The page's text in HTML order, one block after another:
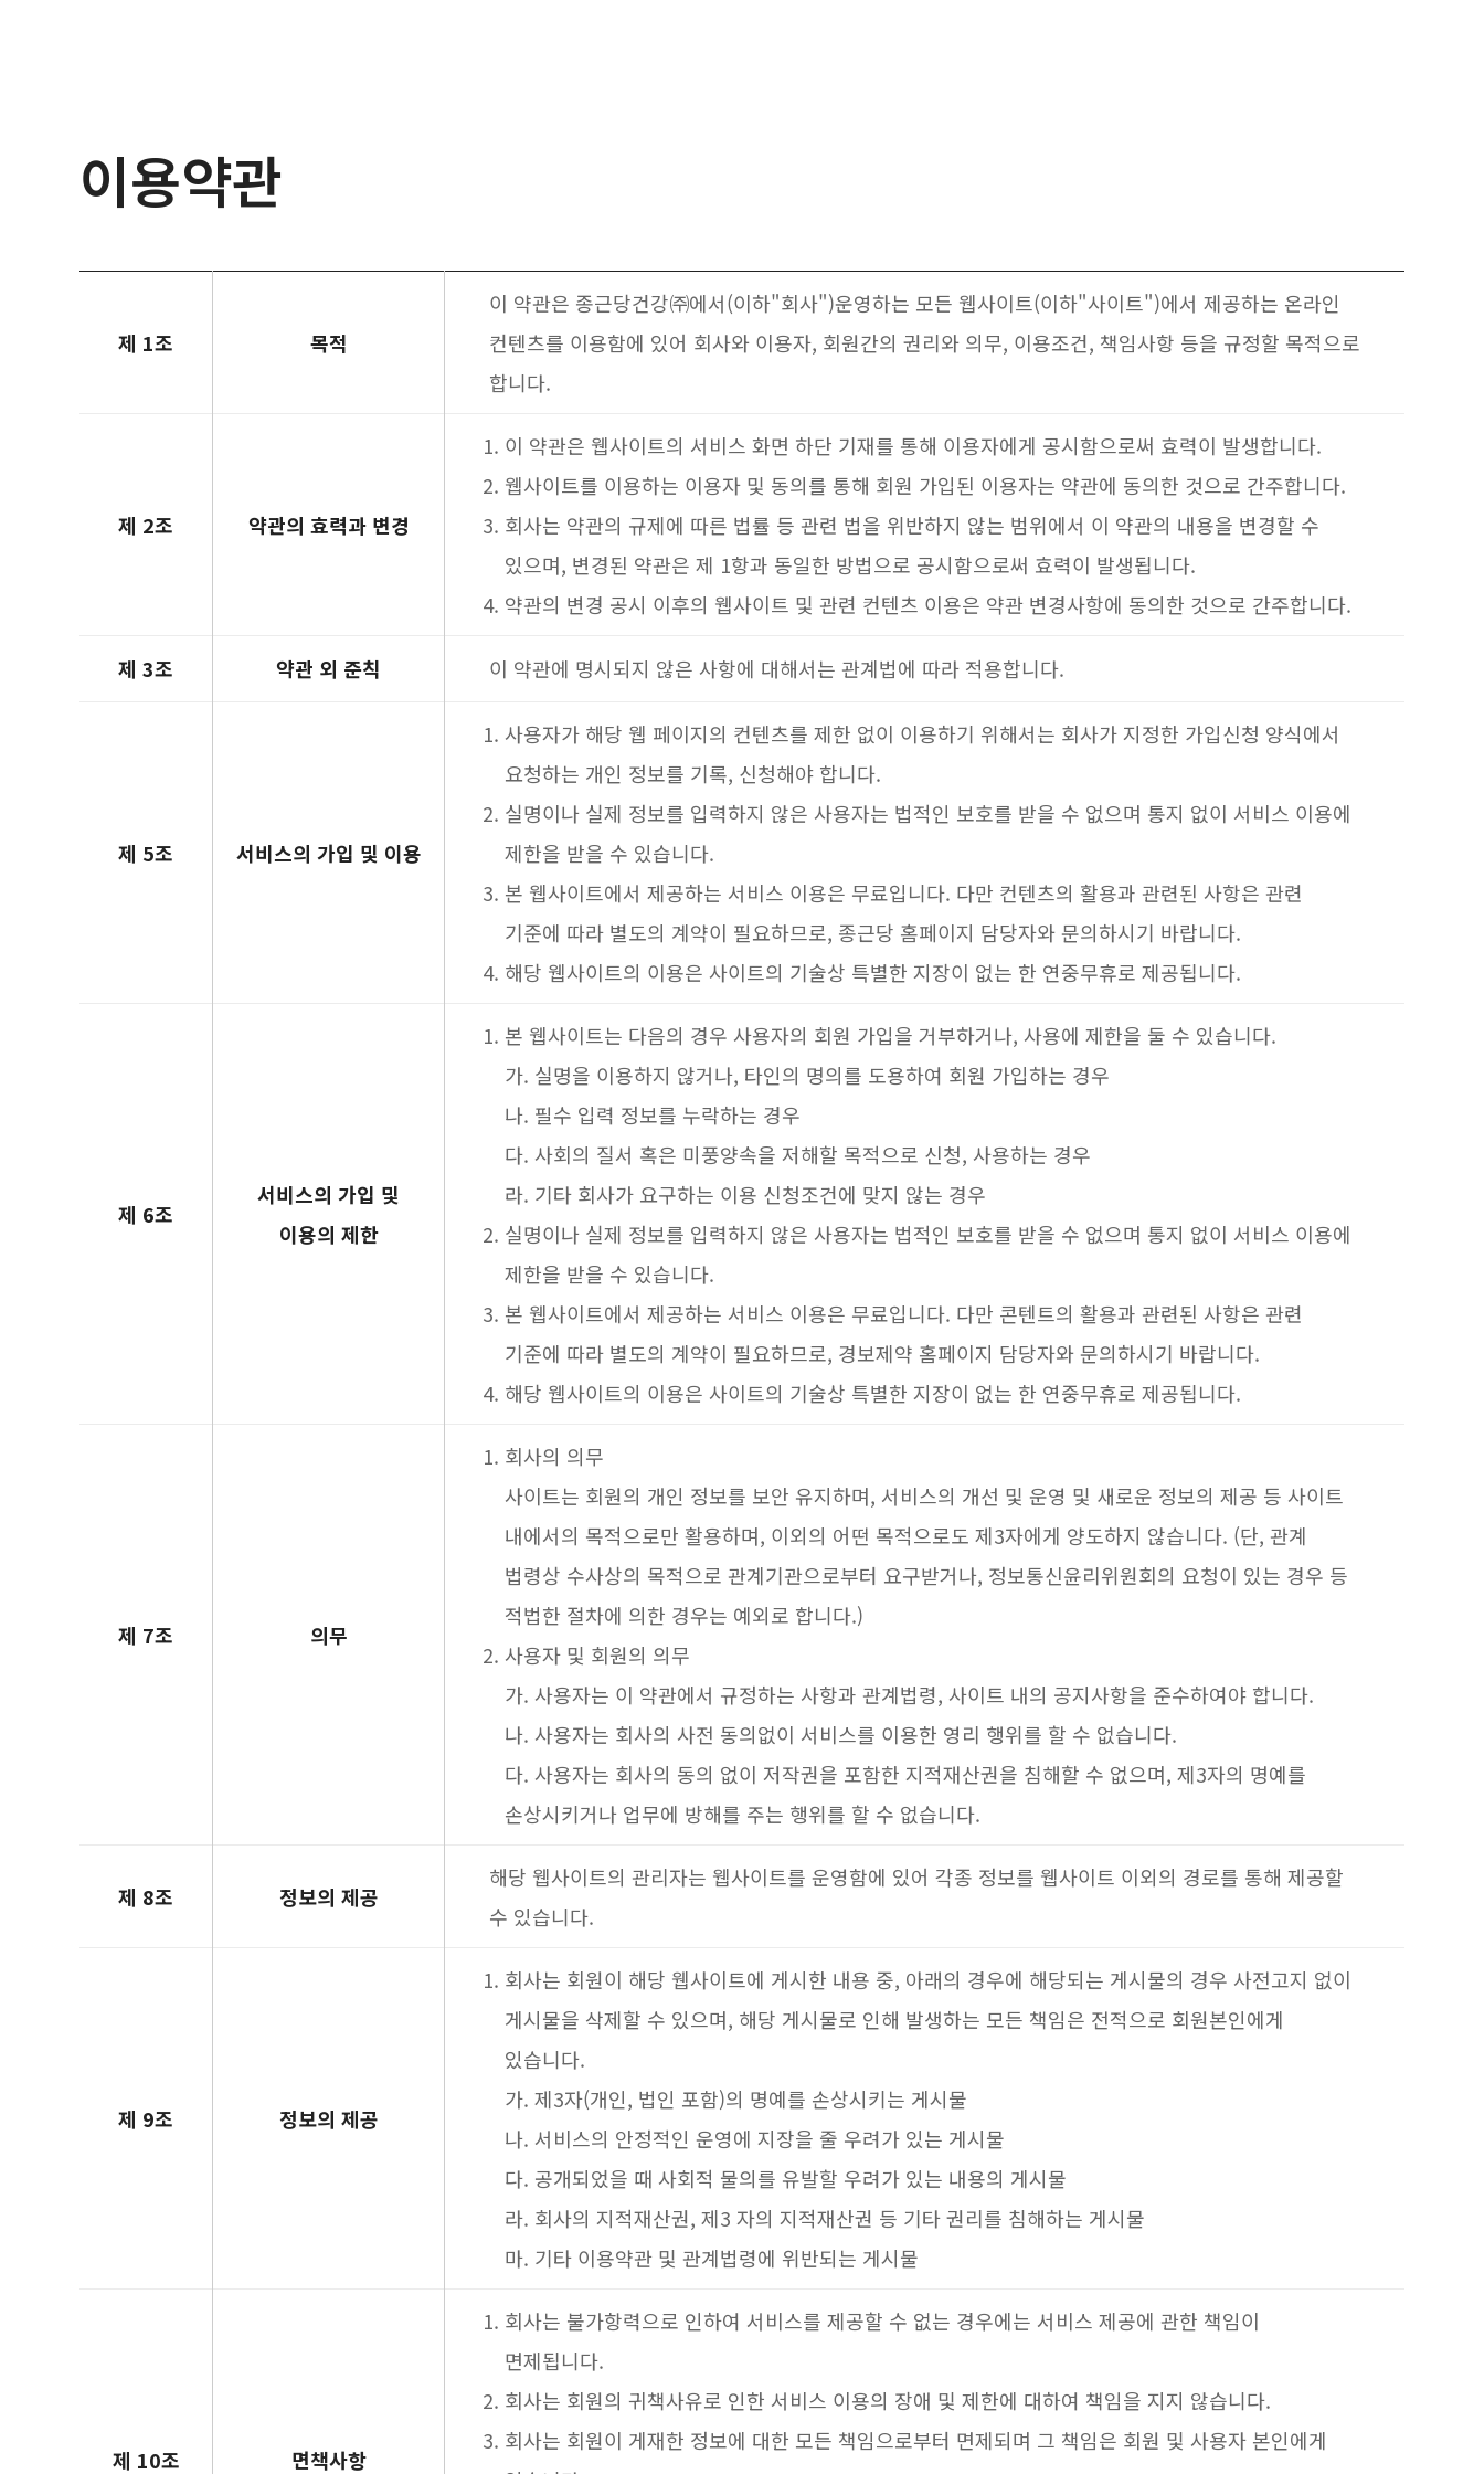
이용약관
제 1조 목적
이 약관은 종근당건강㈜에서(이하"회사")운영하는 모든 웹사이트(이하"사이트")에서 제공하는 온라인
컨텐츠를 이용함에 있어 회사와 이용자, 회원간의 권리와 의무, 이용조건, 책임사항 등을 규정할 목적으로
합니다.
제 2조 약관의 효력과 변경
이 약관은 웹사이트의 서비스 화면 하단 기재를 통해 이용자에게 공시함으로써 효력이 발생합니다.
웹사이트를 이용하는 이용자 및 동의를 통해 회원 가입된 이용자는 약관에 동의한 것으로 간주합니다.
회사는 약관의 규제에 따른 법률 등 관련 법을 위반하지 않는 범위에서 이 약관의 내용을 변경할 수
있으며, 변경된 약관은 제 1항과 동일한 방법으로 공시함으로써 효력이 발생됩니다.
약관의 변경 공시 이후의 웹사이트 및 관련 컨텐츠 이용은 약관 변경사항에 동의한 것으로 간주합니다.
제 3조 약관 외 준칙 이 약관에 명시되지 않은 사항에 대해서는 관계법에 따라 적용합니다.
제 5조 서비스의 가입 및 이용
사용자가 해당 웹 페이지의 컨텐츠를 제한 없이 이용하기 위해서는 회사가 지정한 가입신청 양식에서
요청하는 개인 정보를 기록, 신청해야 합니다.
실명이나 실제 정보를 입력하지 않은 사용자는 법적인 보호를 받을 수 없으며 통지 없이 서비스 이용에
제한을 받을 수 있습니다.
본 웹사이트에서 제공하는 서비스 이용은 무료입니다. 다만 컨텐츠의 활용과 관련된 사항은 관련
기준에 따라 별도의 계약이 필요하므로, 종근당 홈페이지 담당자와 문의하시기 바랍니다.
해당 웹사이트의 이용은 사이트의 기술상 특별한 지장이 없는 한 연중무휴로 제공됩니다.
제 6조
서비스의 가입 및
이용의 제한
본 웹사이트는 다음의 경우 사용자의 회원 가입을 거부하거나, 사용에 제한을 둘 수 있습니다.
가. 실명을 이용하지 않거나, 타인의 명의를 도용하여 회원 가입하는 경우
나. 필수 입력 정보를 누락하는 경우
다. 사회의 질서 혹은 미풍양속을 저해할 목적으로 신청, 사용하는 경우
라. 기타 회사가 요구하는 이용 신청조건에 맞지 않는 경우
실명이나 실제 정보를 입력하지 않은 사용자는 법적인 보호를 받을 수 없으며 통지 없이 서비스 이용에
제한을 받을 수 있습니다.
본 웹사이트에서 제공하는 서비스 이용은 무료입니다. 다만 콘텐트의 활용과 관련된 사항은 관련
기준에 따라 별도의 계약이 필요하므로, 경보제약 홈페이지 담당자와 문의하시기 바랍니다.
해당 웹사이트의 이용은 사이트의 기술상 특별한 지장이 없는 한 연중무휴로 제공됩니다.
제 7조 의무
회사의 의무
사이트는 회원의 개인 정보를 보안 유지하며, 서비스의 개선 및 운영 및 새로운 정보의 제공 등 사이트
내에서의 목적으로만 활용하며, 이외의 어떤 목적으로도 제3자에게 양도하지 않습니다. (단, 관계
법령상 수사상의 목적으로 관계기관으로부터 요구받거나, 정보통신윤리위원회의 요청이 있는 경우 등
적법한 절차에 의한 경우는 예외로 합니다.)
사용자 및 회원의 의무
가. 사용자는 이 약관에서 규정하는 사항과 관계법령, 사이트 내의 공지사항을 준수하여야 합니다.
나. 사용자는 회사의 사전 동의없이 서비스를 이용한 영리 행위를 할 수 없습니다.
다. 사용자는 회사의 동의 없이 저작권을 포함한 지적재산권을 침해할 수 없으며, 제3자의 명예를
손상시키거나 업무에 방해를 주는 행위를 할 수 없습니다.
제 8조 정보의 제공
해당 웹사이트의 관리자는 웹사이트를 운영함에 있어 각종 정보를 웹사이트 이외의 경로를 통해 제공할
수 있습니다.
제 9조 정보의 제공
회사는 회원이 해당 웹사이트에 게시한 내용 중, 아래의 경우에 해당되는 게시물의 경우 사전고지 없이
게시물을 삭제할 수 있으며, 해당 게시물로 인해 발생하는 모든 책임은 전적으로 회원본인에게
있습니다.
가. 제3자(개인, 법인 포함)의 명예를 손상시키는 게시물
나. 서비스의 안정적인 운영에 지장을 줄 우려가 있는 게시물
다. 공개되었을 때 사회적 물의를 유발할 우려가 있는 내용의 게시물
라. 회사의 지적재산권, 제3 자의 지적재산권 등 기타 권리를 침해하는 게시물
마. 기타 이용약관 및 관계법령에 위반되는 게시물
제 10조 면책사항
회사는 불가항력으로 인하여 서비스를 제공할 수 없는 경우에는 서비스 제공에 관한 책임이
면제됩니다.
회사는 회원의 귀책사유로 인한 서비스 이용의 장애 및 제한에 대하여 책임을 지지 않습니다.
회사는 회원이 게재한 정보에 대한 모든 책임으로부터 면제되며 그 책임은 회원 및 사용자 본인에게